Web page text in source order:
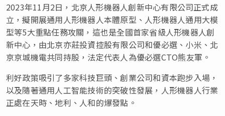
2023年11月2日，北京人形機器人創新中心有限公司正式成
立，擬開展通用人形機器人本體原型、人形機器人通用大模
型等5大重點任務攻關，這也是全國首家省級人形機器人創
新中心，由北京亦莊投資控股有限公司和優必選、小米、北
京京城機電共同持股，法定代表人為優必選CTO熊友軍。
利好政策吸引了多家科技巨頭、創業公司和資本跑步入場，
以及隨著通用人工智能技術的突破性發展，人形機器人行業
正處在天時、地利、人和的爆發點。